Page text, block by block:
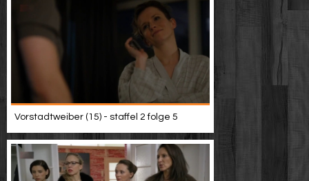
Vorstadtweiber (15) - staffel 2 folge 5